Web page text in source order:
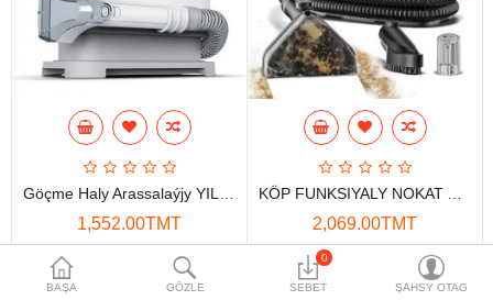
Öý enjamlary
Telefon ulgamy
Akylly öý
Ykjam enjamlar
Proýektorlar
Gurallar
Oýun konsoly
BAŞA GÖZLE
0
SEBET ŞAHSY OTAG
1,552.00TMT 2,069.00TMT